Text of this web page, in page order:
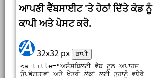
ਆਪਣੀ ਵੈੱਬਸਾਈਟ 'ਤੇ ਹੇਠਾਂ ਦਿੱਤੇ ਕੋਡ ਨੂੰ
ਕਾਪੀ ਅਤੇ ਪੇਸਟ ਕਰੋ.
32x32 px ਕਾਪੀ